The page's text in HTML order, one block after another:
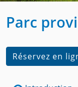
Parc
Réservez en